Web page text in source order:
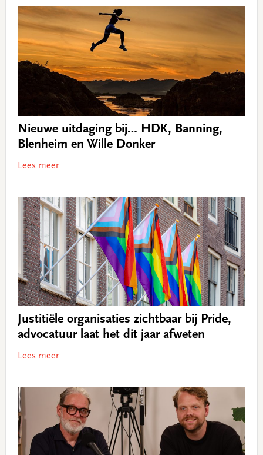
Nieuwe uitdaging bij… HDK, Banning,
Blenheim en Wille Donker
Lees meer
Justitiële organisaties zichtbaar bij Pride,
advocatuur laat het dit jaar afweten
Lees meer